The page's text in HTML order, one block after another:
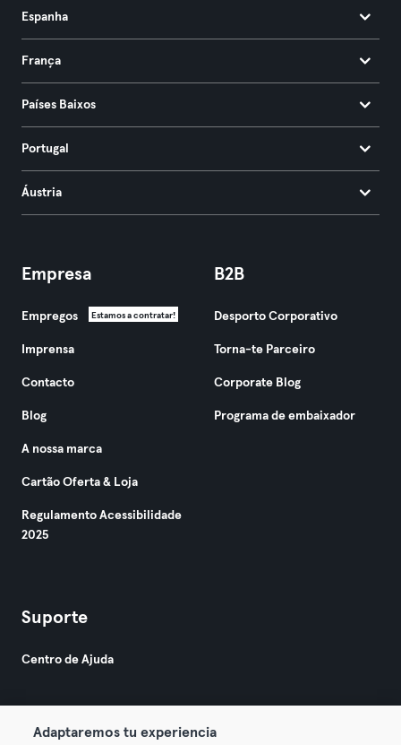
Espanha
França
Países Baixos
Portugal
Áustria
Empresa
Empregos Estamos a contratar!
Imprensa
Contacto
Blog
A nossa marca
Cartão Oferta & Loja
Regulamento Acessibilidade
2025
B2B
Desporto Corporativo
Torna-te Parceiro
Corporate Blog
Programa de embaixador
Suporte
Centro de Ajuda
Adaptaremos tu experiencia